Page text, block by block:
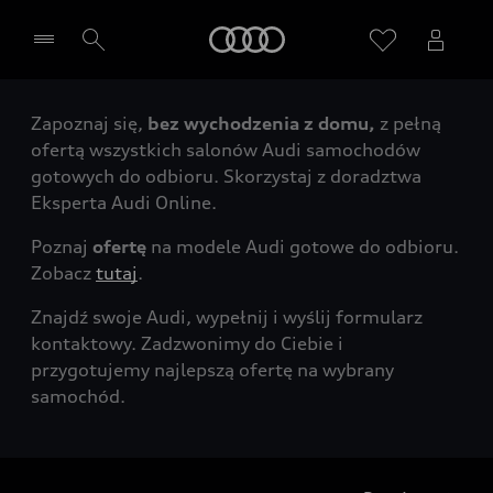
Wybierz Twojego Partnera Audi
Zapoznaj się, bez wychodzenia z domu, z pełną
ofertą wszystkich salonów Audi samochodów
gotowych do odbioru. Skorzystaj z doradztwa
Eksperta Audi Online.
Poznaj ofertę na modele Audi gotowe do odbioru.
Zobacz tutaj.
Znajdź swoje Audi, wypełnij i wyślij formularz
kontaktowy. Zadzwonimy do Ciebie i
przygotujemy najlepszą ofertę na wybrany
samochód.